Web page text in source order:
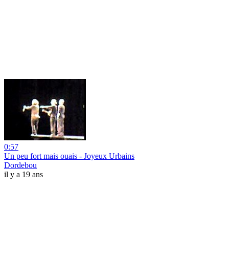
0:57
Un peu fort mais ouais - Joyeux Urbains
Dordebou
il y a 19 ans